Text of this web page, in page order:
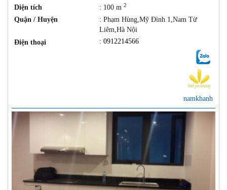
Diện tích
: 100 m 2
Quận / Huyện
: Phạm Hùng,Mỹ Đình 1,Nam Từ
Liêm,Hà Nội
Điện thoại
: 0912214566
namkhanh